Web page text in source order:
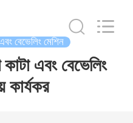
বেভেলিং মেশিন
এবং বেভেলিং
কার্যকর